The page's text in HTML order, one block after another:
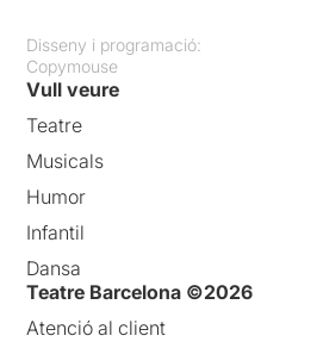
Disseny i programació:
Copymouse
Vull veure
Teatre
Musicals
Humor
Infantil
Dansa
Teatre Barcelona ©2026
Atenció al client